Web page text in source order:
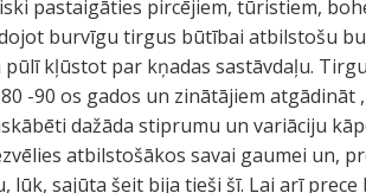
pastaigāties pircējiem, tūristiem,
burvīgu tirgus būtībai atbilstošu
kļūstot par kņadas sastāvdaļu.
-90 os gados un zinātājiem atgādināt
dažāda stiprumu un variāciju
atbilstošākos savai gaumei un,
sajūta šeit bija tieši šī. Lai arī prece